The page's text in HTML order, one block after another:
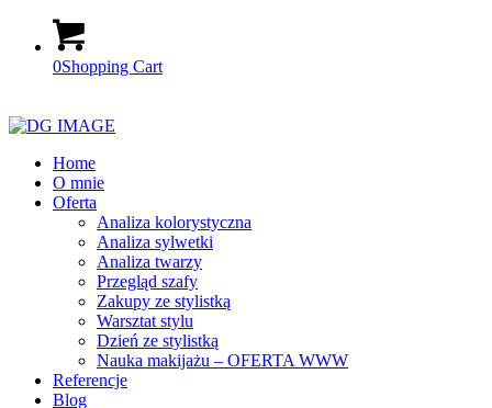
0Shopping Cart
Home
O mnie
Oferta
Analiza kolorystyczna
Analiza sylwetki
Analiza twarzy
Przegląd szafy
Zakupy ze stylistką
Warsztat stylu
Dzień ze stylistką
Nauka makijażu – OFERTA WWW
Referencje
Blog